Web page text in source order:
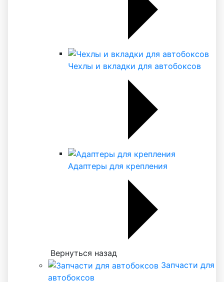
Чехлы и вкладки для автобоксов
Адаптеры для крепления
Вернуться назад
Запчасти для
автобоксов